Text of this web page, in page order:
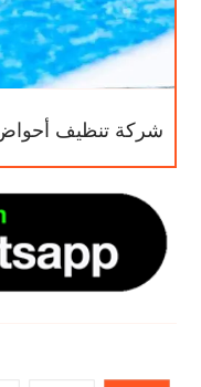
شركة تنظيف أحواض